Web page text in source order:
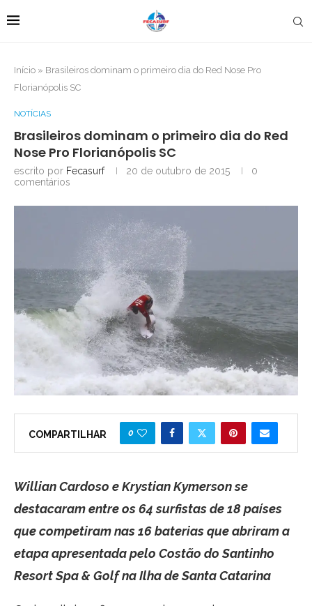
Início » Brasileiros dominam o primeiro dia do Red Nose Pro
Florianópolis SC
NOTÍCIAS
Brasileiros dominam o primeiro dia do Red
Nose Pro Florianópolis SC
escrito por Fecasurf 20 de outubro de 2015
0
comentários
COMPARTILHAR 0
Willian Cardoso e Krystian Kymerson se
destacaram entre os 64 surfistas de 18 países
que competiram nas 16 baterias que abriram a
etapa apresentada pelo Costão do Santinho
Resort Spa & Golf na Ilha de Santa Catarina